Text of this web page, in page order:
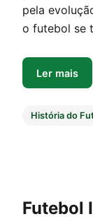
pela
o futebol se
Ler mais
História do
Futebol